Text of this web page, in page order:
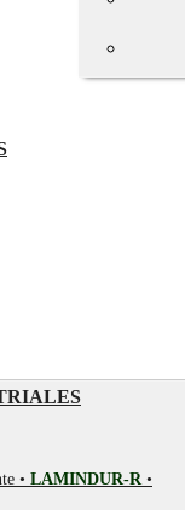
• LAMINDUR-R •